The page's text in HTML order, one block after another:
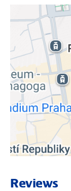
theefaciliteiten,
andere superior
maar met een
ontbijt. Het
Reviews